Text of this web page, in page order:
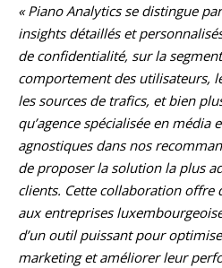
« Piano Analytics se distingue
insights détaillés et
de confidentialité, sur la
comportement des utilisateurs,
les sources de trafics, et bien
qu’agence spécialisée en média
agnostiques dans nos
de proposer la solution la plus
clients. Cette collaboration offre
aux entreprises
d’un outil puissant pour
marketing et améliorer leur